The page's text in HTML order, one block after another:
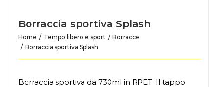
Borraccia sportiva Splash
Home Tempo libero e sport
Borracce
Borraccia sportiva Splash
Borraccia sportiva da 730ml in RPET. Il tappo